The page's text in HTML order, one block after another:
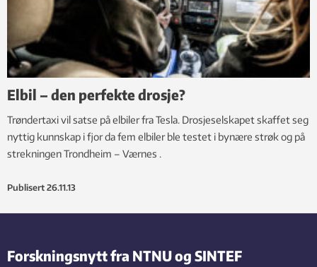
Elbil – den perfekte drosje?
Trøndertaxi vil satse på elbiler fra Tesla. Drosjeselskapet skaffet seg
nyttig kunnskap i fjor da fem elbiler ble testet i bynære strøk og på
strekningen Trondheim – Værnes .
Publisert 26.11.13
Forskningsnytt fra NTNU og SINTEF